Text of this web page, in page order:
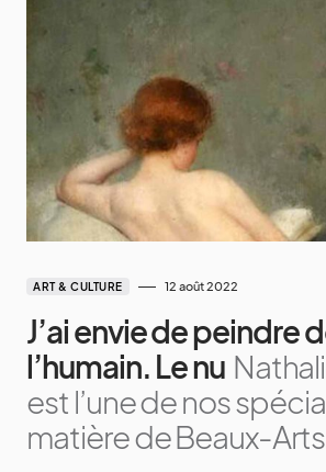
ART & CULTURE 12 août 2022
J’ai envie de peindre
l’humain. Le nu
est l’une de nos
matière de Beaux-Arts